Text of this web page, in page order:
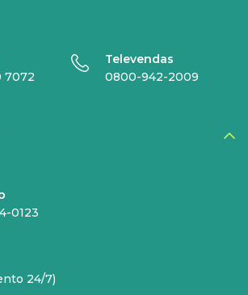
EMPRESAS
7072
Televendas
0800-942-2009
0123
24/7)